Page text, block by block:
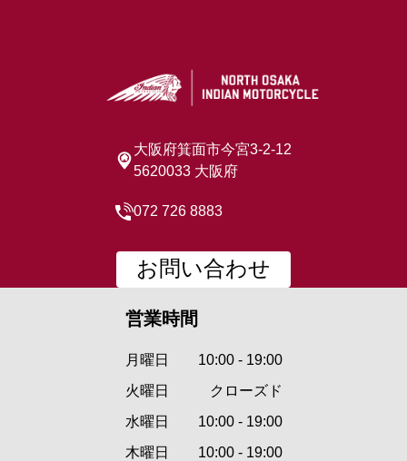
大阪府箕面市今宮3-2-12
5620033 大阪府
072 726 8883
お問い合わせ
営業時間
月曜日
10:00 - 19:00
火曜日
クローズド
水曜日
10:00 - 19:00
木曜日
10:00 - 19:00